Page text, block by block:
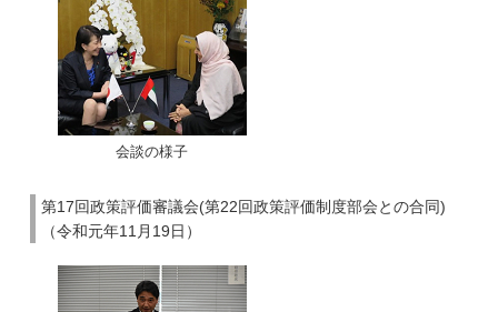
会談の様子
第17回政策評価審議会(第22回政策評価制度部会との合同)
（令和元年11月19日）